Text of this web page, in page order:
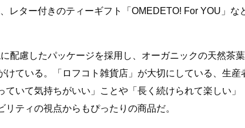
レター付きのティーギフト「OMEDETO! For YOU」な
配慮したパッケージを採用し、オーガニックの天然茶葉
ている。「ロフコト雑貨店」が大切にしている、生産
いて気持ちがいい」ことや「長く続けられて楽しい」
ティの視点からもぴったりの商品だ。